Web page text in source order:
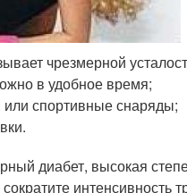
чрезмерной
в удобное время;
или спортивные снаряды;
диабет, высокая
интенсивность